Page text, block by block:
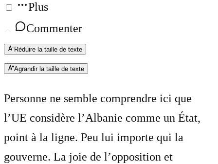
Plus
Commenter
Réduire la taille de texte
Agrandir la taille de texte
Personne ne semble comprendre ici que
l’UE considère l’Albanie comme un État,
point à la ligne. Peu lui importe qui la
gouverne. La joie de l’opposition et